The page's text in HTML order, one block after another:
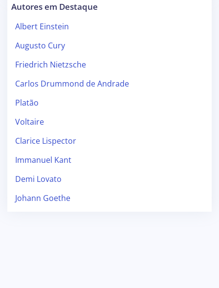
Autores em Destaque
Albert Einstein
Augusto Cury
Friedrich Nietzsche
Carlos Drummond de Andrade
Platão
Voltaire
Clarice Lispector
Immanuel Kant
Demi Lovato
Johann Goethe